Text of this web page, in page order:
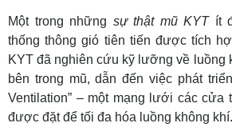
Một trong những sự thật mũ KYTít
thống thông gió tiên tiến được tích
KYT đã nghiên cứu kỹ lưỡng về luồng
bên trong mũ, dẫn đến việc phát
Ventilation” – một mạng lưới các cửa
được đặt để tối đa hóa luồng không khí.